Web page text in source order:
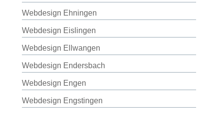
Webdesign Ehningen
Webdesign Eislingen
Webdesign Ellwangen
Webdesign Endersbach
Webdesign Engen
Webdesign Engstingen